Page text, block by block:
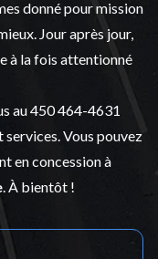
donné pour mission
Jour après jour,
à la fois attentionné
au450 464-4631
Vous pouvez
en concession à
. À bientôt !